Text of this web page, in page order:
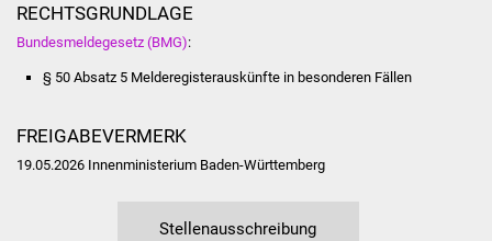
Volkshochschule
Lokale Agenda
RECHTSGRUNDLAGE
Bundesmeldegesetz (BMG):
§ 50 Absatz 5 Melderegisterauskünfte in besonderen Fällen
FREIGABEVERMERK
19.05.2026 Innenministerium Baden-Württemberg
Stellenausschreibung